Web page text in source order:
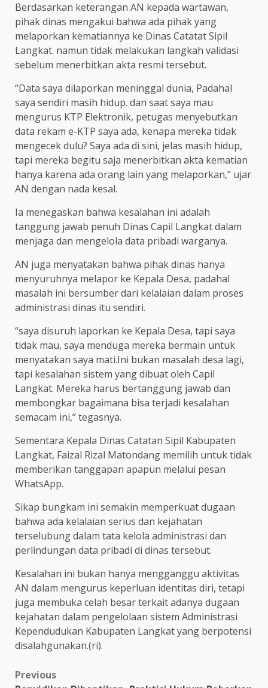
Berdasarkan keterangan AN kepada wartawan,
pihak dinas mengakui bahwa ada pihak yang
melaporkan kematiannya ke Dinas Catatat Sipil
Langkat. namun tidak melakukan langkah validasi
sebelum menerbitkan akta resmi tersebut.
“Data saya dilaporkan meninggal dunia, Padahal
saya sendiri masih hidup. dan saat saya mau
mengurus KTP Elektronik, petugas menyebutkan
data rekam e-KTP saya ada, kenapa mereka tidak
mengecek dulu? Saya ada di sini, jelas masih hidup,
tapi mereka begitu saja menerbitkan akta kematian
hanya karena ada orang lain yang melaporkan,” ujar
AN dengan nada kesal.
Ia menegaskan bahwa kesalahan ini adalah
tanggung jawab penuh Dinas Capil Langkat dalam
menjaga dan mengelola data pribadi warganya.
AN juga menyatakan bahwa pihak dinas hanya
menyuruhnya melapor ke Kepala Desa, padahal
masalah ini bersumber dari kelalaian dalam proses
administrasi dinas itu sendiri.
“saya disuruh laporkan ke Kepala Desa, tapi saya
tidak mau, saya menduga mereka bermain untuk
menyatakan saya mati.Ini bukan masalah desa lagi,
tapi kesalahan sistem yang dibuat oleh Capil
Langkat. Mereka harus bertanggung jawab dan
membongkar bagaimana bisa terjadi kesalahan
semacam ini,” tegasnya.
Sementara Kepala Dinas Catatan Sipil Kabupaten
Langkat, Faizal Rizal Matondang memilih untuk tidak
memberikan tanggapan apapun melalui pesan
WhatsApp.
Sikap bungkam ini semakin memperkuat dugaan
bahwa ada kelalaian serius dan kejahatan
terselubung dalam tata kelola administrasi dan
perlindungan data pribadi di dinas tersebut.
Kesalahan ini bukan hanya mengganggu aktivitas
AN dalam mengurus keperluan identitas diri, tetapi
juga membuka celah besar terkait adanya dugaan
kejahatan dalam pengelolaan sistem Administrasi
Kependudukan Kabupaten Langkat yang berpotensi
disalahgunakan.(ri).
Post
Previous